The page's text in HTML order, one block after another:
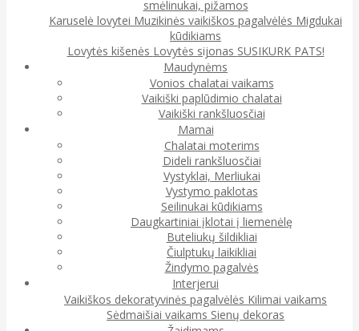
smėlinukai, pižamos
Karuselė lovytei Muzikinės vaikiškos pagalvėlės Migdukai
kūdikiams
Lovytės kišenės Lovytės sijonas SUSIKURK PATS!
Maudynėms
Vonios chalatai vaikams
Vaikiški paplūdimio chalatai
Vaikiški rankšluosčiai
Mamai
Chalatai moterims
Dideli rankšluosčiai
Vystyklai, Merliukai
Vystymo paklotas
Seilinukai kūdikiams
Daugkartiniai įklotai į liemenėlę
Buteliukų šildikliai
Čiulptukų laikikliai
Žindymo pagalvės
Interjerui
Vaikiškos dekoratyvinės pagalvėlės Kilimai vaikams
Sėdmaišiai vaikams Sienų dekoras